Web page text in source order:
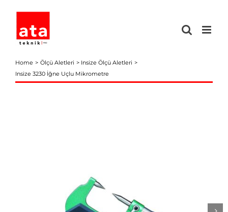
content
Home Ölçü Aletleri
Insize Ölçü Aletleri
Insize 3230 İğne Uçlu Mikrometre